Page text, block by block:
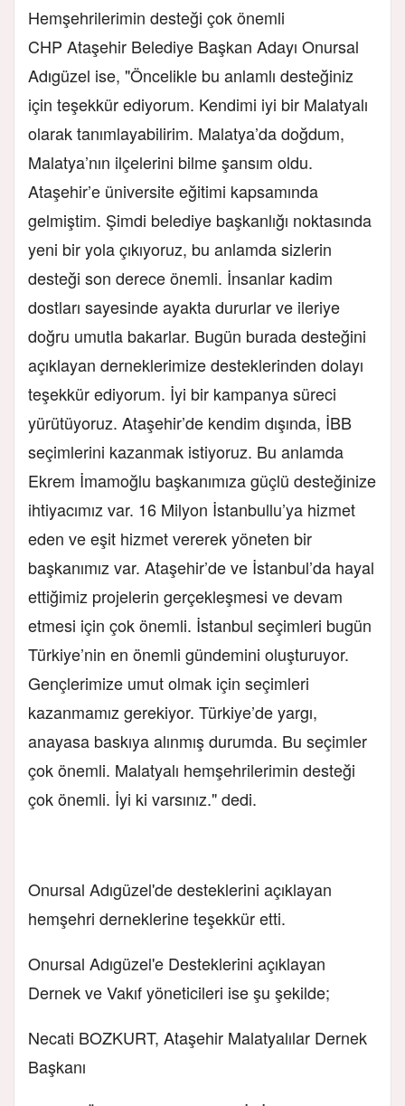
Hemşehrilerimin desteği çok önemli
CHP Ataşehir Belediye Başkan Adayı Onursal
Adıgüzel ise, "Öncelikle bu anlamlı desteğiniz
için teşekkür ediyorum. Kendimi iyi bir Malatyalı
olarak tanımlayabilirim. Malatya’da doğdum,
Malatya’nın ilçelerini bilme şansım oldu.
Ataşehir’e üniversite eğitimi kapsamında
gelmiştim. Şimdi belediye başkanlığı noktasında
yeni bir yola çıkıyoruz, bu anlamda sizlerin
desteği son derece önemli. İnsanlar kadim
dostları sayesinde ayakta dururlar ve ileriye
doğru umutla bakarlar. Bugün burada desteğini
açıklayan derneklerimize desteklerinden dolayı
teşekkür ediyorum. İyi bir kampanya süreci
yürütüyoruz. Ataşehir’de kendim dışında, İBB
seçimlerini kazanmak istiyoruz. Bu anlamda
Ekrem İmamoğlu başkanımıza güçlü desteğinize
ihtiyacımız var. 16 Milyon İstanbullu’ya hizmet
eden ve eşit hizmet vererek yöneten bir
başkanımız var. Ataşehir’de ve İstanbul’da hayal
ettiğimiz projelerin gerçekleşmesi ve devam
etmesi için çok önemli. İstanbul seçimleri bugün
Türkiye’nin en önemli gündemini oluşturuyor.
Gençlerimize umut olmak için seçimleri
kazanmamız gerekiyor. Türkiye’de yargı,
anayasa baskıya alınmış durumda. Bu seçimler
çok önemli. Malatyalı hemşehrilerimin desteği
çok önemli. İyi ki varsınız." dedi.
Onursal Adıgüzel'de desteklerini açıklayan
hemşehri derneklerine teşekkür etti.
Onursal Adıgüzel'e Desteklerini açıklayan
Dernek ve Vakıf yöneticileri ise şu şekilde;
Necati BOZKURT, Ataşehir Malatyalılar Dernek
Başkanı